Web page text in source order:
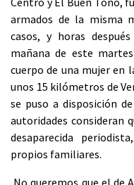
armados de la misma
casos, y horas
mañana de este
cuerpo de una mujer en
unos 15 kilómetros de
se puso a disposición
autoridades consideran
desaparecida
propios familiares.
No queremos que el de